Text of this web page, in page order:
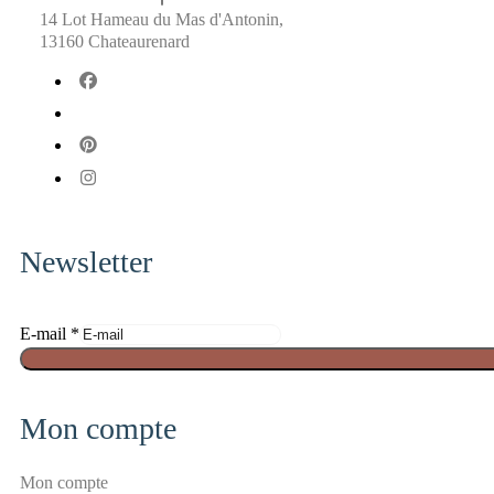
14 Lot Hameau du Mas d'Antonin,
13160 Chateaurenard
Newsletter
E-mail *
E
a
Mon compte
Mon compte